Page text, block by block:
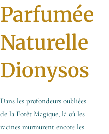
Parfumée
Naturelle
Dionysos
Dans les profondeurs oubliées
de la Forêt Magique, là où les
racines murmurent encore les